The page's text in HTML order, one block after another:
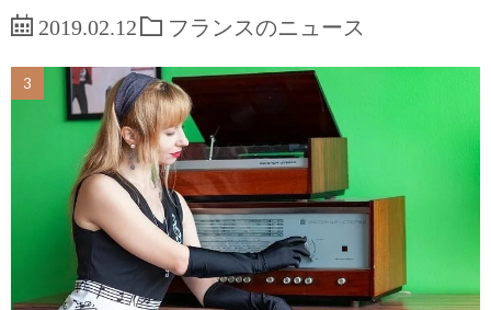
2019.02.12 フランスのニュース